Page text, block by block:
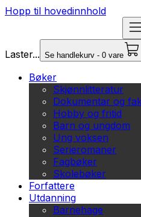
Hopp til hovedinnhold
Laster... Se handlekurv - 0 vare
Bøker
Skjønnlitteratur
Dokumentar og
Hobby og fritid
Barn og ungdom
Ung voksen
Serieromaner
Fagbøker
Skolebøker
Forfattere
Utdanning
Barnehage